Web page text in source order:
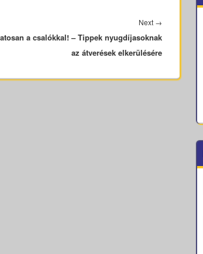
Next →
post:
a csalókkal! – Tippek nyugdíjasoknak
az átverések elkerülésére